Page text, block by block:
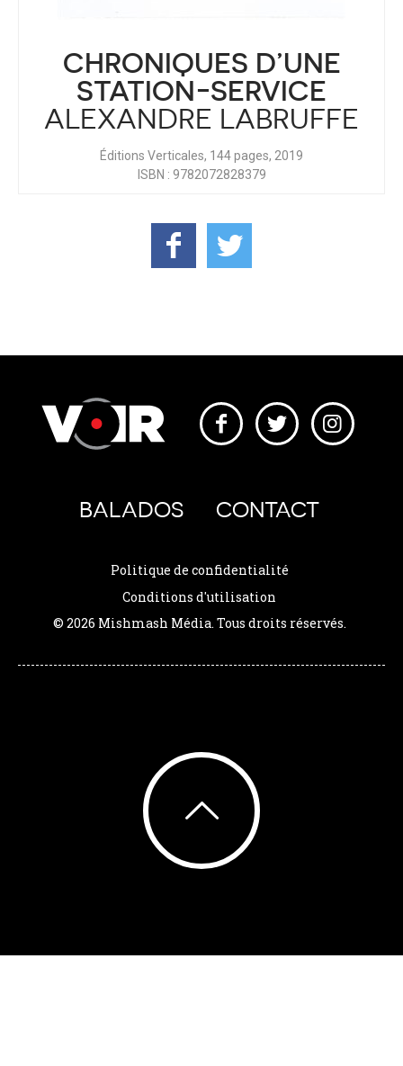
CHRONIQUES D’UNE
STATION-SERVICE
ALEXANDRE LABRUFFE
Éditions Verticales, 144 pages, 2019
ISBN : 9782072828379
BALADOS CONTACT
Politique de confidentialité
Conditions d'utilisation
© 2026 Mishmash Média. Tous droits réservés.